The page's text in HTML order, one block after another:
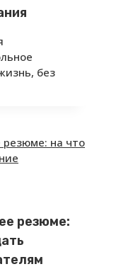
без
резюме: